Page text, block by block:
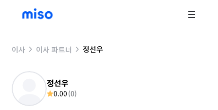
이사 이사 파트너 정선우
정선우
0.00 (0)